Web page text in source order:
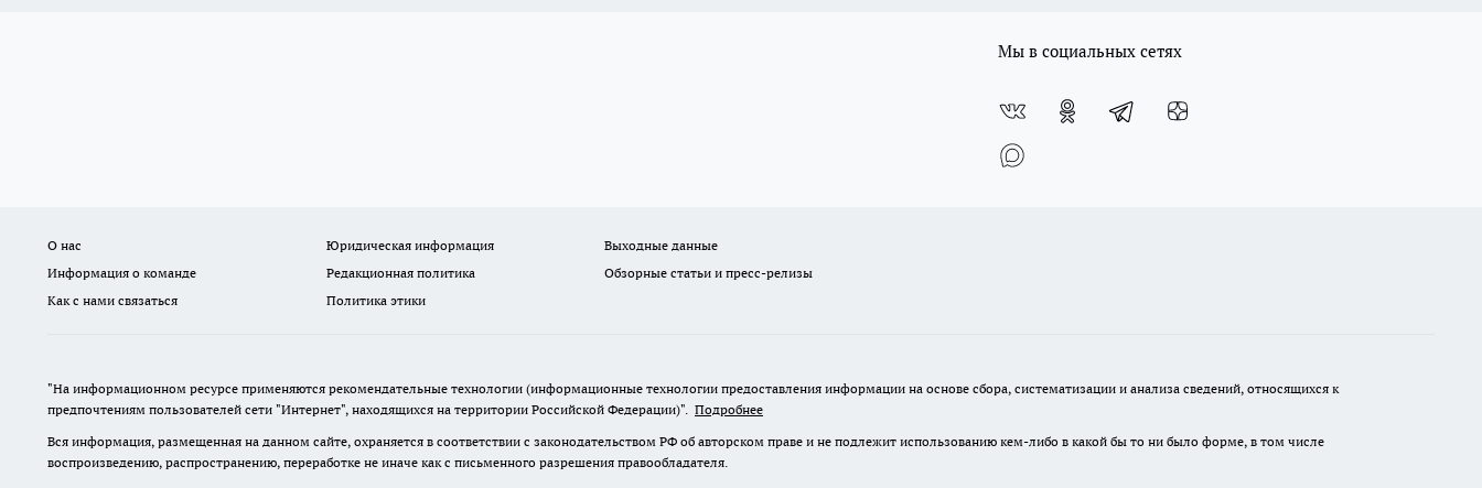
Мы в социальных сетях
О нас Юридическая информация
Выходные данные
Информация о команде
Редакционная политика
Обзорные статьи и пресс-релизы
Как с нами связаться
Политика этики
"На информационном ресурсе применяются рекомендательные технологии (информационные технологии предоставления информации на основе сбора, систематизации и анализа сведений, относящихся к
предпочтениям пользователей сети "Интернет", находящихся на территории Российской Федерации)". Подробнее
Вся информация, размещенная на данном сайте, охраняется в соответствии с законодательством РФ об авторском праве и не подлежит использованию кем-либо в какой бы то ни было форме, в том числе
воспроизведению, распространению, переработке не иначе как с письменного разрешения правообладателя.